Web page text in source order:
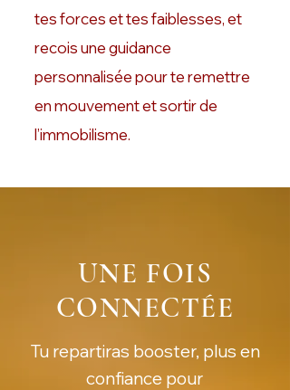
tes forces et tes faiblesses, et
recois une guidance
personnalisée pour te remettre
en mouvement et sortir de
l’immobilisme.
UNE FOIS
CONNECTÉE
Tu repartiras booster, plus en
confiance pour